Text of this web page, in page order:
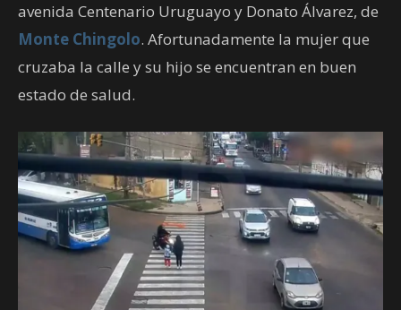
avenida Centenario Uruguayo y Donato Álvarez, de
Monte Chingolo. Afortunadamente la mujer que
cruzaba la calle y su hijo se encuentran en buen
estado de salud.